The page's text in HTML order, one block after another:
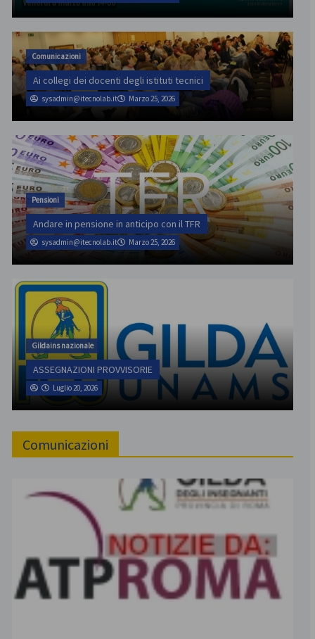
Comunicazioni
Ai collegi dei docenti degli istituti tecnici
sysadmin@itecnolab.it Marzo 25, 2026
Pensioni
Andare in pensione in anticipo con il TFR
sysadmin@itecnolab.it Marzo 25, 2026
Gildains nazionale
ASSEGNAZIONI PROVVISORIE
Luglio 20, 2026
Comunicazioni